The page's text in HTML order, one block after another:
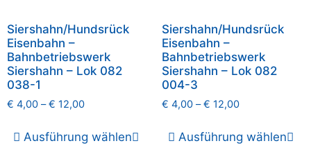
Siershahn/Hundsrück
Eisenbahn –
Bahnbetriebswerk
Siershahn – Lok 082
038-1
€ 4,00 –€ 12,00
Ausführung wählen
Siershahn/Hundsrück
Eisenbahn –
Bahnbetriebswerk
Siershahn – Lok 082
004-3
€ 4,00–€ 12,00
Ausführung wählen